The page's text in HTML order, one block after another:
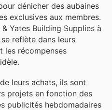
dénicher des aubaines
exclusives aux membres.
Yates Building Supplies à
reflète dans leurs
les récompenses
leurs achats, ils sont
projets en fonction des
publicités hebdomadaires